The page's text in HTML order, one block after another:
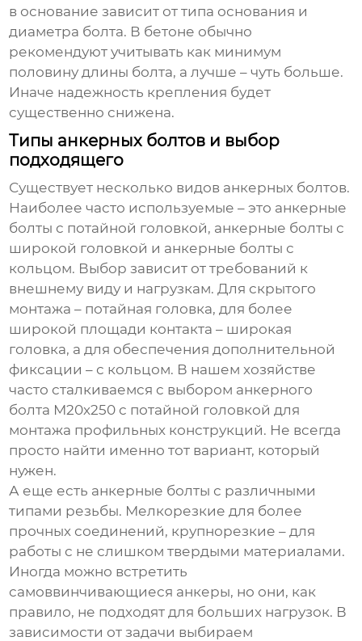
в основание зависит от типа основания и
диаметра болта. В бетоне обычно
рекомендуют учитывать как минимум
половину длины болта, а лучше – чуть больше.
Иначе надежность крепления будет
существенно снижена.
Типы анкерных болтов и выбор
подходящего
Существует несколько видов анкерных болтов.
Наиболее часто используемые – это анкерные
болты с потайной головкой, анкерные болты с
широкой головкой и анкерные болты с
кольцом. Выбор зависит от требований к
внешнему виду и нагрузкам. Для скрытого
монтажа – потайная головка, для более
широкой площади контакта – широкая
головка, а для обеспечения дополнительной
фиксации – с кольцом. В нашем хозяйстве
часто сталкиваемся с выбором анкерного
болта М20х250 с потайной головкой для
монтажа профильных конструкций. Не всегда
просто найти именно тот вариант, который
нужен.
А еще есть анкерные болты с различными
типами резьбы. Мелкорезкие для более
прочных соединений, крупнорезкие – для
работы с не слишком твердыми материалами.
Иногда можно встретить
самоввинчивающиеся анкеры, но они, как
правило, не подходят для больших нагрузок. В
зависимости от задачи выбираем